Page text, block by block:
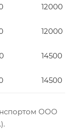
12000
12000
14500
14500
ООО